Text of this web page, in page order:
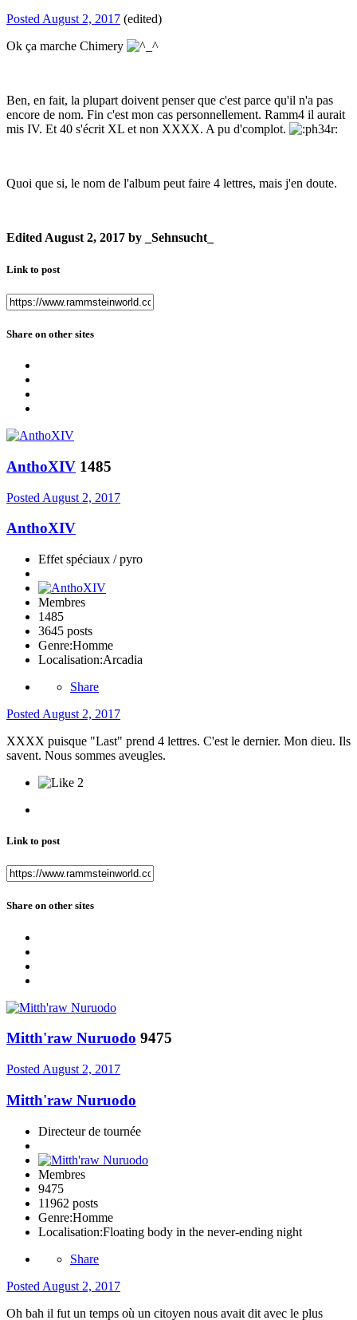
PostedAugust 2, 2017 (edited)
Ok ça marche Chimery
Ben, en fait, la plupart doivent penser que c'est parce qu'il n'a pas
encore de nom. Fin c'est mon cas personnellement. Ramm4 il aurait
mis IV. Et 40 s'écrit XL et non XXXX. A pu d'complot.
Quoi que si, le nom de l'album peut faire 4 lettres, mais j'en doute.
EditedAugust 2, 2017 by _Sehnsucht_
Link to post
Share on other sites
AnthoXIV 1485
Posted August 2, 2017
AnthoXIV
Effet spéciaux / pyro
Membres
1485
3645 posts
Genre:Homme
Localisation:Arcadia
Share
Posted August 2, 2017
XXXX puisque "Last" prend 4 lettres. C'est le dernier. Mon dieu. Ils
savent. Nous sommes aveugles.
2
Link to post
Share on other sites
Mitth'raw Nuruodo 9475
Posted August 2, 2017
Mitth'raw Nuruodo
Directeur de tournée
Membres
9475
11962 posts
Genre:Homme
Localisation:Floating body in the never-ending night
Share
Posted August 2, 2017
Oh bah il fut un temps où un citoyen nous avait dit avec le plus